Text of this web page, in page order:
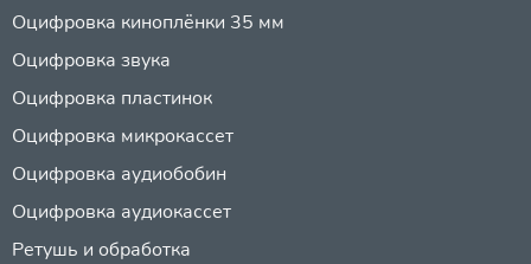
Оцифровка киноплёнки 35 мм
Оцифровка звука
Оцифровка пластинок
Оцифровка микрокассет
Оцифровка аудиобобин
Оцифровка аудиокассет
Ретушь и обработка